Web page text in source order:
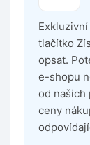
tlačítko
opsat.
e-shopu
od našich
ceny